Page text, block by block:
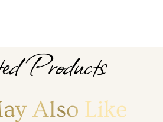
Products
Also Like